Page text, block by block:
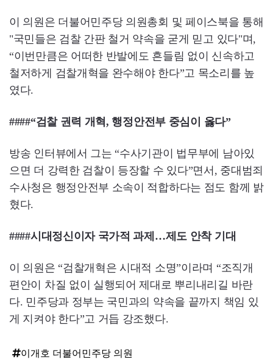
이 의원은 더불어민주당 의원총회 및 페이스북을 통해
"국민들은 검찰 간판 철거 약속을 굳게 믿고 있다"며,
“이번만큼은 어떠한 반발에도 흔들림 없이 신속하고
철저하게 검찰개혁을 완수해야 한다”고 목소리를 높
였다.
####“검찰 권력 개혁, 행정안전부 중심이 옳다”
방송 인터뷰에서 그는 “수사기관이 법무부에 남아있
으면 더 강력한 검찰이 등장할 수 있다”면서, 중대범죄
수사청은 행정안전부 소속이 적합하다는 점도 함께 밝
혔다.
####시대정신이자 국가적 과제…제도 안착 기대
이 의원은 “검찰개혁은 시대적 소명”이라며 “조직개
편안이 차질 없이 실행되어 제대로 뿌리내리길 바란
다. 민주당과 정부는 국민과의 약속을 끝까지 책임 있
게 지켜야 한다”고 거듭 강조했다.
이개호 더불어민주당 의원